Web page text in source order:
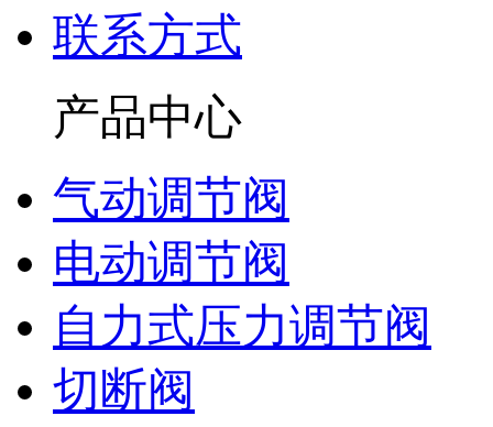
联系方式
产品中心
气动调节阀
电动调节阀
自力式压力调节阀
切断阀